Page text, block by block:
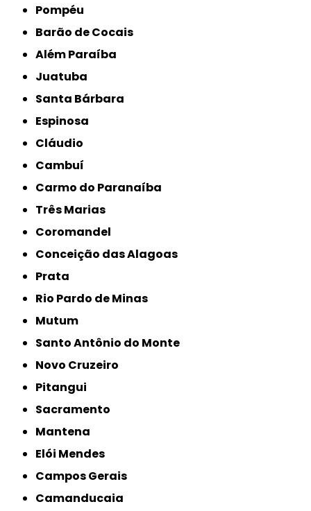
Pompéu
Barão de Cocais
Além Paraíba
Juatuba
Santa Bárbara
Espinosa
Cláudio
Cambuí
Carmo do Paranaíba
Três Marias
Coromandel
Conceição das Alagoas
Prata
Rio Pardo de Minas
Mutum
Santo Antônio do Monte
Novo Cruzeiro
Pitangui
Sacramento
Mantena
Elói Mendes
Campos Gerais
Camanducaia